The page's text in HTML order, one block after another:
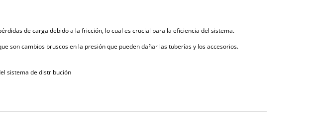
de carga debido a la fricción, lo cual es crucial para la eficiencia del sistema.
son cambios bruscos en la presión que pueden dañar las tuberías y los accesorios.
sistema de distribución